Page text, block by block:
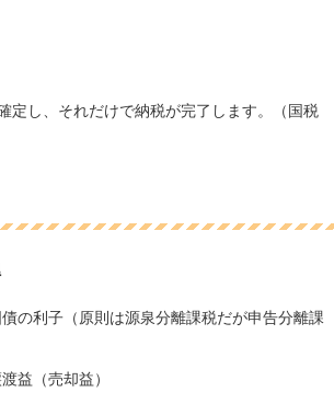
定し、それだけで納税が完了します。（国税
の利子（原則は源泉分離課税だが申告分離課
益（売却益）